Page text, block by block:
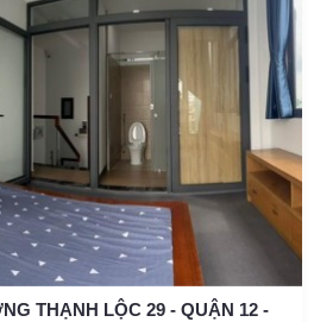
THẠNH LỘC 29 - QUẬN 12 -